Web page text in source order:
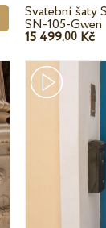
Svatební šaty
SN-105-Gwen
15 499.00Kč